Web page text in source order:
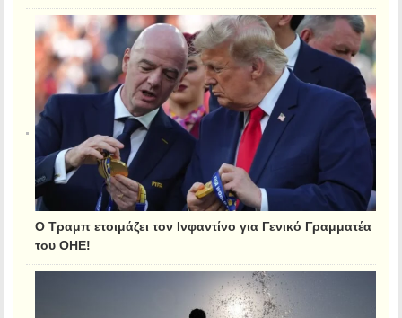
Ο Τραμπ ετοιμάζει τον Ινφαντίνο για Γενικό Γραμματέα
του ΟΗΕ!